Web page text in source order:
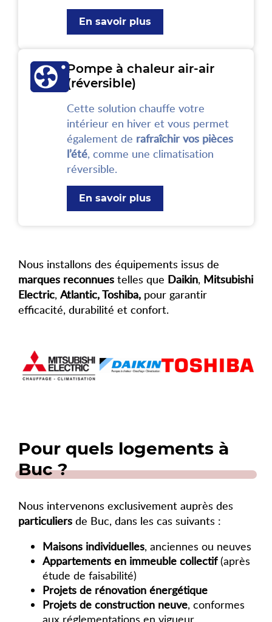
En savoir plus
Pompe à chaleur air-air
(réversible)
Cette solution chauffe votre
intérieur en hiver et vous permet
également de rafraîchir vos pièces
l’été, comme une climatisation
réversible.
En savoir plus
Nous installons des équipements issus de
marques reconnues telles que Daikin, Mitsubishi
Electric, Atlantic, Toshiba, pour garantir
efficacité, durabilité et confort.
Pour quels logements à
Buc ?
Nous intervenons exclusivement auprès des
particuliers de Buc, dans les cas suivants :
Maisons individuelles, anciennes ou neuves
Appartements en immeuble collectif(après
étude de faisabilité)
Projets de rénovation énergétique
Projets de construction neuve, conformes
aux réglementations en vigueur